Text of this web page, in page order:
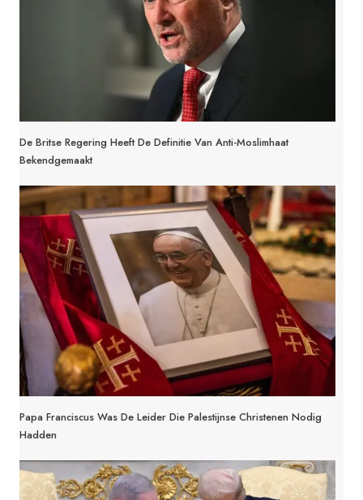
De Britse Regering Heeft De Definitie Van Anti-Moslimhaat
Bekendgemaakt
Papa Franciscus Was De Leider Die Palestijnse Christenen Nodig
Hadden